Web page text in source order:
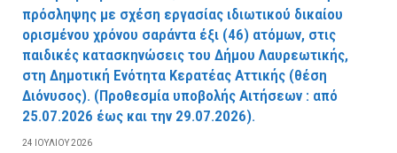
πρόσληψης με σχέση εργασίας ιδιωτικού δικαίου
ορισμένου χρόνου σαράντα έξι (46) ατόμων, στις
παιδικές κατασκηνώσεις του Δήμου Λαυρεωτικής,
στη Δημοτική Ενότητα Κερατέας Αττικής (θέση
Διόνυσος). (Προθεσμία υποβολής Αιτήσεων : από
25.07.2026 έως και την 29.07.2026).
24 ΙΟΥΛΊΟΥ 2026